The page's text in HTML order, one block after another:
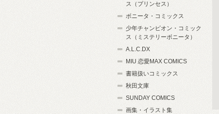
ス（プリンセス）
ボニータ・コミックス
少年チャンピオン・コミック
ス（ミステリーボニータ）
A.L.C.DX
MIU 恋愛MAX COMICS
書籍扱いコミックス
秋田文庫
SUNDAY COMICS
画集・イラスト集